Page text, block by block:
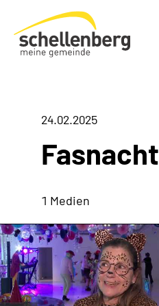
Gemeinde Schellenberg Startseite
24.02.2025
1 Medien